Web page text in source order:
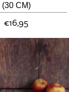
(30 CM)
€16,95